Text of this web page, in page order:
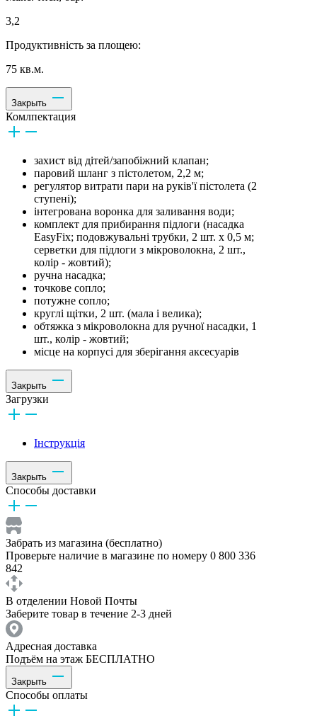
3,2
Продуктивність за площею:
75 кв.м.
Закрыть
Комлпектация
захист від дітей/запобіжний клапан;
паровий шланг з пістолетом, 2,2 м;
регулятор витрати пари на руків'ї пістолета (2
ступені);
інтегрована воронка для заливання води;
комплект для прибирання підлоги (насадка
EasyFix; подовжувальні трубки, 2 шт. х 0,5 м;
серветки для підлоги з мікроволокна, 2 шт.,
колір - жовтий);
ручна насадка;
точкове сопло;
потужне сопло;
круглі щітки, 2 шт. (мала і велика);
обтяжка з мікроволокна для ручної насадки, 1
шт., колір - жовтий;
місце на корпусі для зберігання аксесуарів
Закрыть
Загрузки
Інструкція
Закрыть
Способы доставки
Забрать из магазина (бесплатно)
Проверьте наличие в магазине по номеру 0 800 336
842
В отделении Новой Почты
Заберите товар в течение 2-3 дней
Адресная доставка
Подъём на этаж БЕСПЛАТНО
Закрыть
Способы оплаты